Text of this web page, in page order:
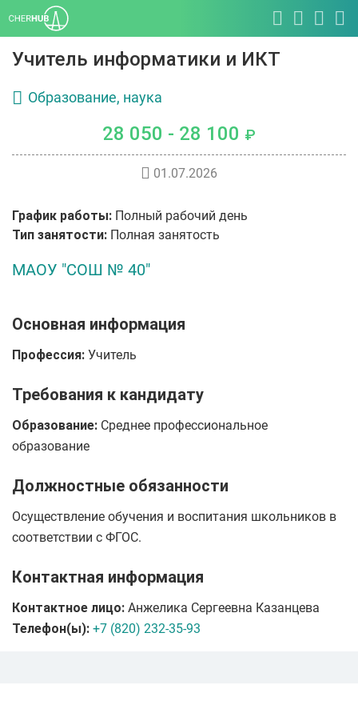
Учитель информатики и ИКТ
Образование, наука
28 050 - 28 100 ₽
01.07.2026
График работы: Полный рабочий день
Тип занятости: Полная занятость
МАОУ "СОШ № 40"
Основная информация
Профессия: Учитель
Требования к кандидату
Образование: Среднее профессиональное
образование
Должностные обязанности
Осуществление обучения и воспитания школьников в
соответствии с ФГОС.
Контактная информация
Контактное лицо: Анжелика Сергеевна Казанцева
Телефон(ы): +7 (820) 232-35-93